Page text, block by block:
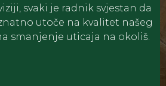
svaki je radnik svjestan da
utoče na kvalitet našeg
smanjenje uticaja na okoliš.